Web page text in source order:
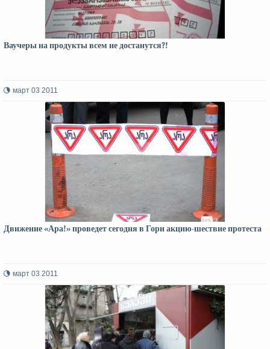
Ваучеры на продукты всем не достанутся?!
март 03 2011
Движение «Ара!» проведет сегодня в Гори акцию-шествие протеста
март 03 2011